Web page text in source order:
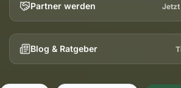
Partner werden Jetzt
Blog & Ratgeber